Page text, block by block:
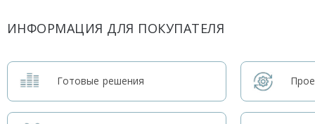
ИНФОРМАЦИЯ ДЛЯ ПОКУПАТЕЛЯ
Готовые решения